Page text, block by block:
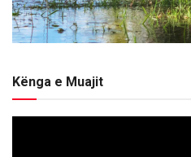
Kënga e Muajit